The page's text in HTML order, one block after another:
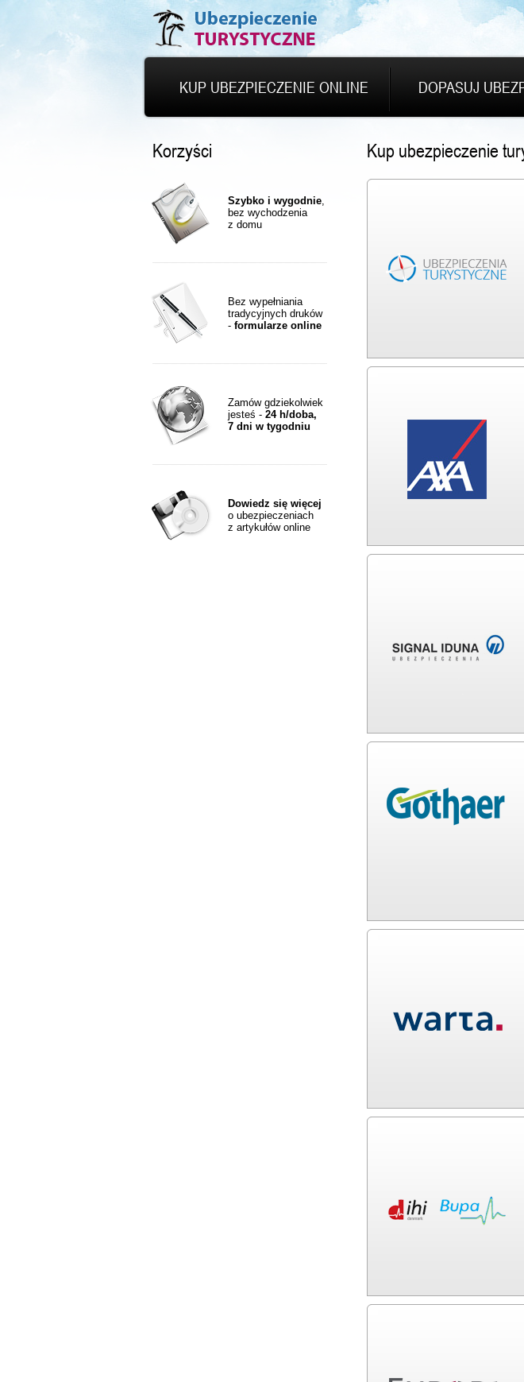
KUP UBEZPIECZENIE ONLINE DOPASUJ
Korzyści
Szybko i wygodnie,
bez wychodzenia
z domu
Bez wypełniania
tradycyjnych druków
- formularze online
Zamów gdziekolwiek
jesteś - 24 h/doba,
7 dni w tygodniu
Dowiedz się więcej
o ubezpieczeniach
z artykułów online
Kup ubezpieczenie